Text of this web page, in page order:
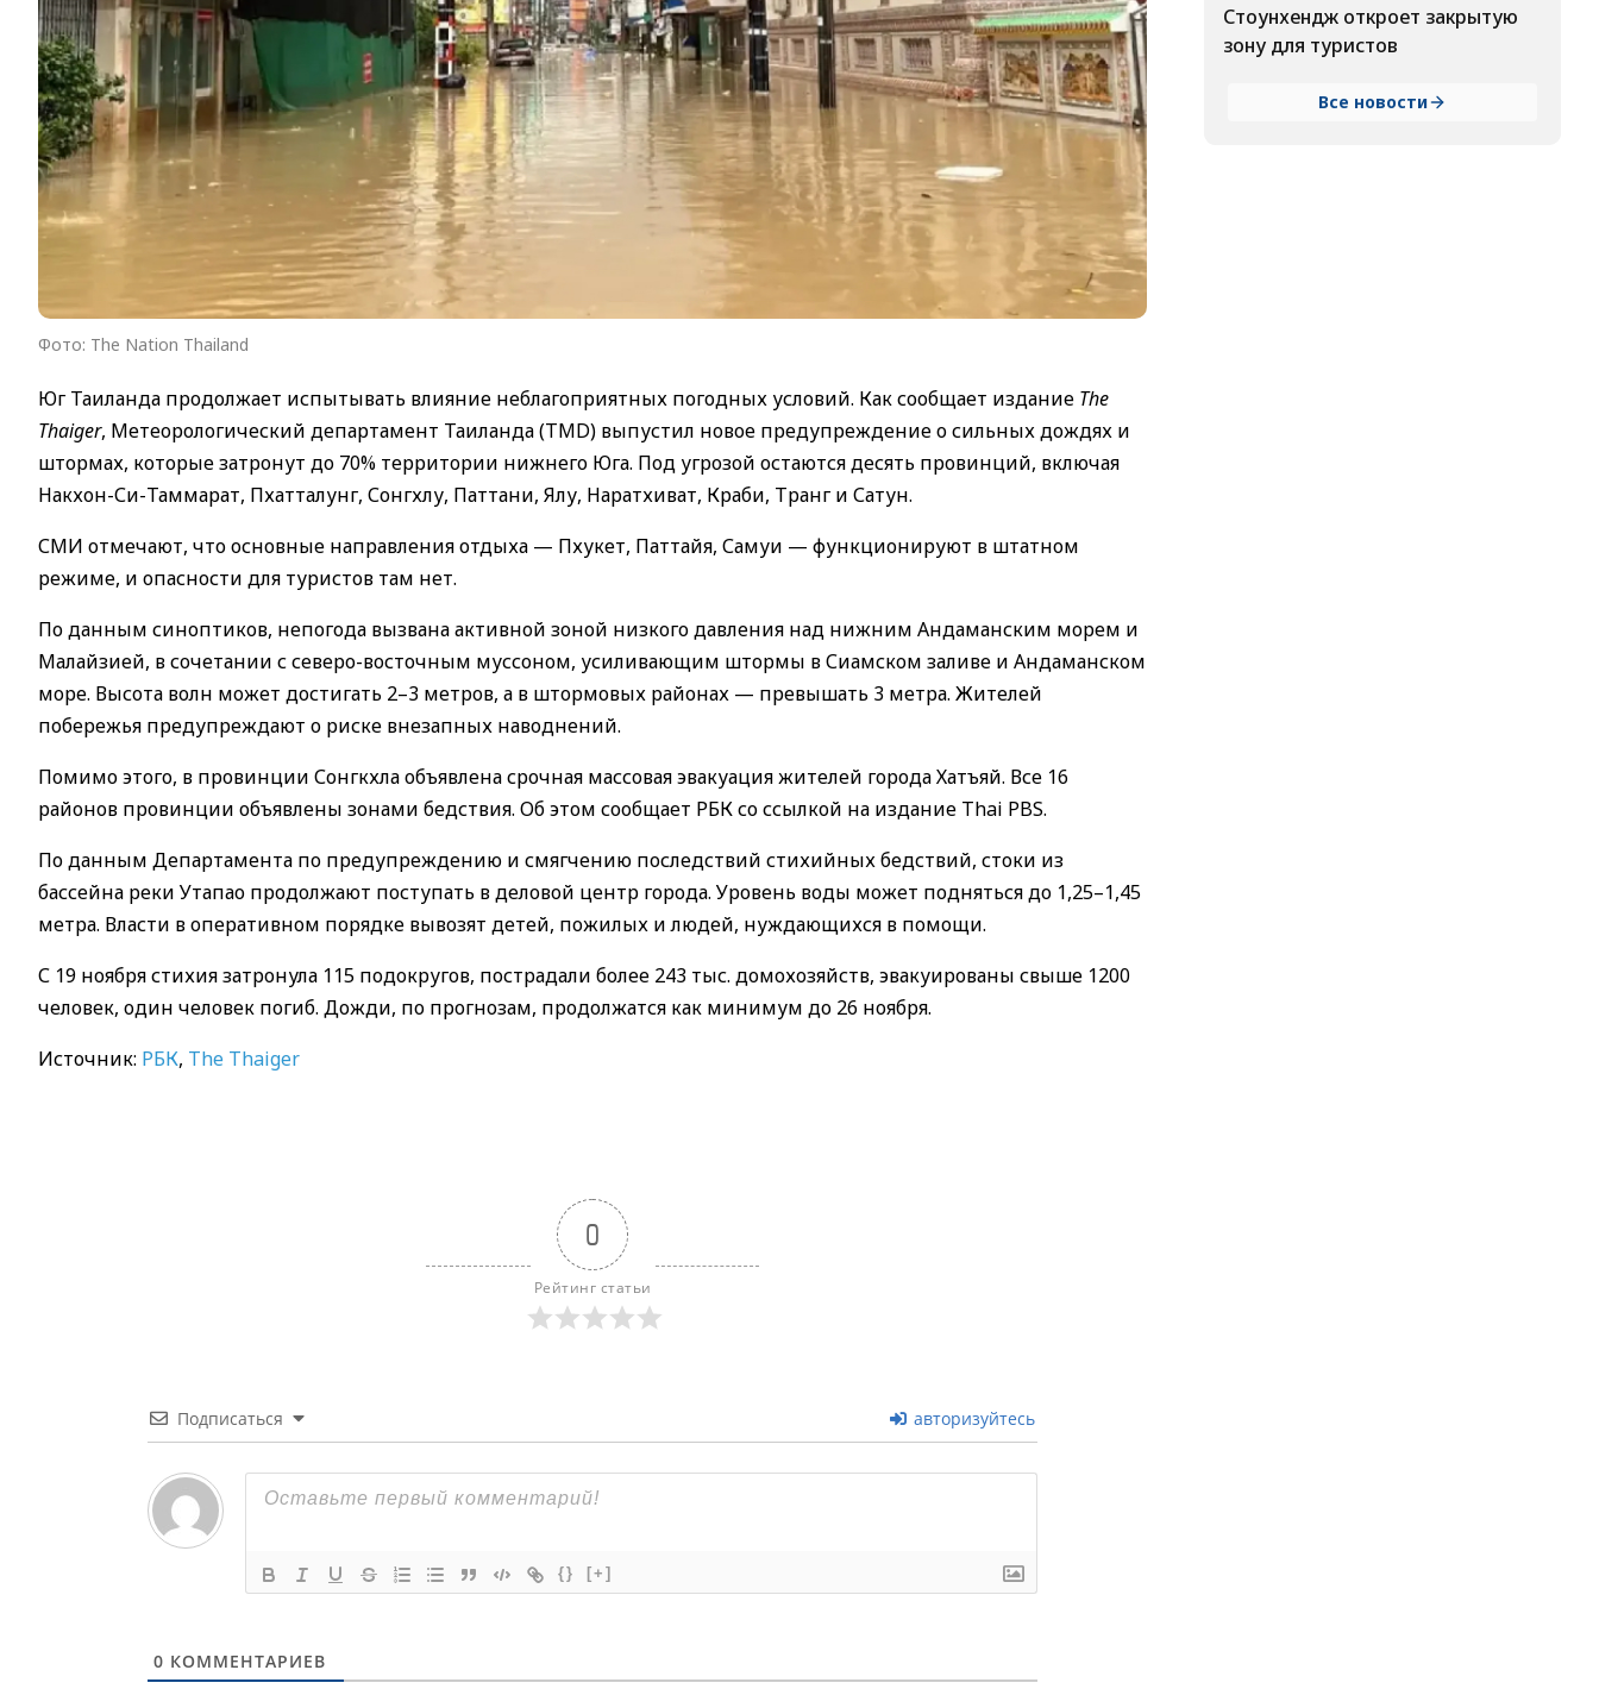
Фото: The Nation Thailand
Юг Таиланда продолжает испытывать влияние неблагоприятных погодных условий. Как сообщает издание The
Thaiger, Метеорологический департамент Таиланда (TMD) выпустил новое предупреждение о сильных дождях и
штормах, которые затронут до 70% территории нижнего Юга. Под угрозой остаются десять провинций, включая
Накхон-Си-Таммарат, Пхатталунг, Сонгхлу, Паттани, Ялу, Наратхиват, Краби, Транг и Сатун.
СМИ отмечают, что основные направления отдыха — Пхукет, Паттайя, Самуи — функционируют в штатном
режиме, и опасности для туристов там нет.
По данным синоптиков, непогода вызвана активной зоной низкого давления над нижним Андаманским морем и
Малайзией, в сочетании с северо-восточным муссоном, усиливающим штормы в Сиамском заливе и Андаманском
море. Высота волн может достигать 2–3 метров, а в штормовых районах — превышать 3 метра. Жителей
побережья предупреждают о риске внезапных наводнений.
Помимо этого, в провинции Сонгкхла объявлена срочная массовая эвакуация жителей города Хатъяй. Все 16
районов провинции объявлены зонами бедствия. Об этом сообщает РБК со ссылкой на издание Thai PBS.
По данным Департамента по предупреждению и смягчению последствий стихийных бедствий, стоки из
бассейна реки Утапао продолжают поступать в деловой центр города. Уровень воды может подняться до 1,25–1,45
метра. Власти в оперативном порядке вывозят детей, пожилых и людей, нуждающихся в помощи.
С 19 ноября стихия затронула 115 подокругов, пострадали более 243 тыс. домохозяйств, эвакуированы свыше 1200
человек, один человек погиб. Дожди, по прогнозам, продолжатся как минимум до 26 ноября.
Источник: РБК, The Thaiger
0
Рейтинг статьи
Подписаться авторизуйтесь
{} [+]
0 КОММЕНТАРИЕВ
Стоунхендж откроет закрытую
зону для туристов
Все новости